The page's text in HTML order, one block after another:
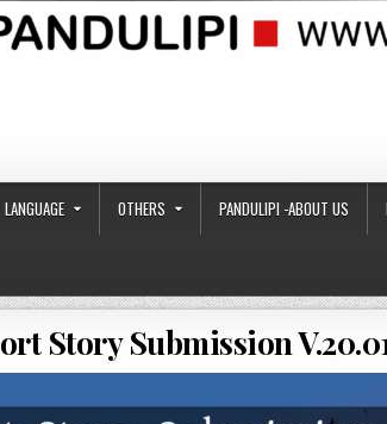
LANGUAGE OTHERS PANDULIPI -ABOUT US
Story Submission